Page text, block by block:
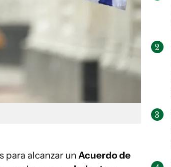
para alcanzar un Acuerdo de